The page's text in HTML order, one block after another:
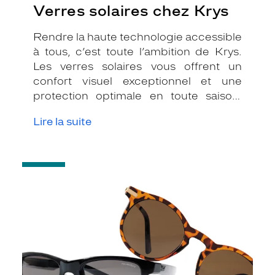
Verres solaires chez Krys
Rendre la haute technologie accessible
à tous, c’est toute l’ambition de Krys.
Les verres solaires vous offrent un
confort visuel exceptionnel et une
protection optimale en toute saison.
originales, formes de verres
Lire la suite
-